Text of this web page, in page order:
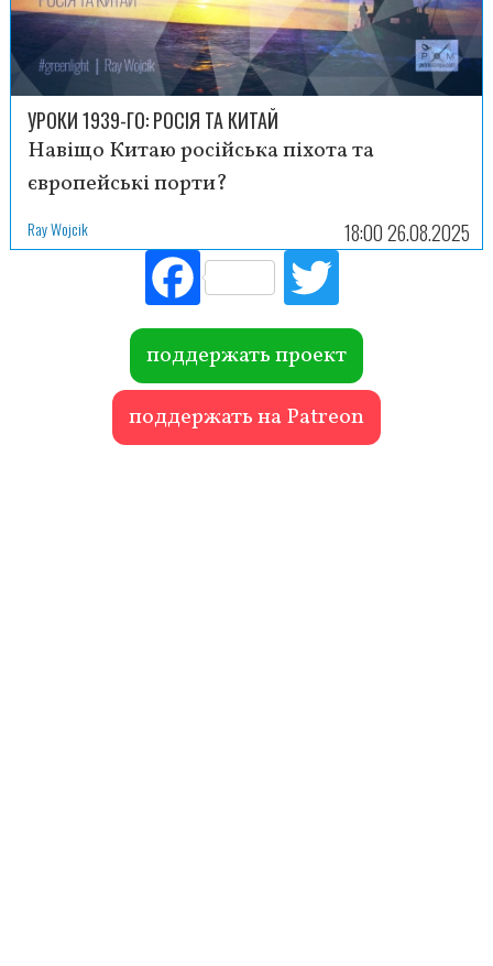
УРОКИ 1939-ГО: РОСІЯ ТА КИТАЙ
Навіщо Китаю російська піхота та
європейські порти?
Ray Wojcik 18:00 26.08.2025
Fac
ebo
ok r
поддержать проект
поддержать на Patreon